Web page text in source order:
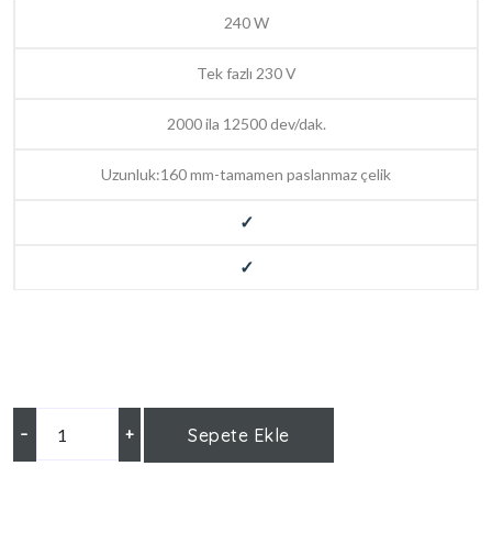
240 W
Tek fazlı 230 V
2000 ila 12500 dev/dak.
Uzunluk:160 mm-tamamen paslanmaz çelik
✓
✓
– + Sepete Ekle